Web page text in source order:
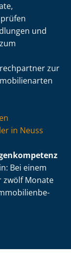
und
zur
in Neuss
Bei einem
zwölf Monate